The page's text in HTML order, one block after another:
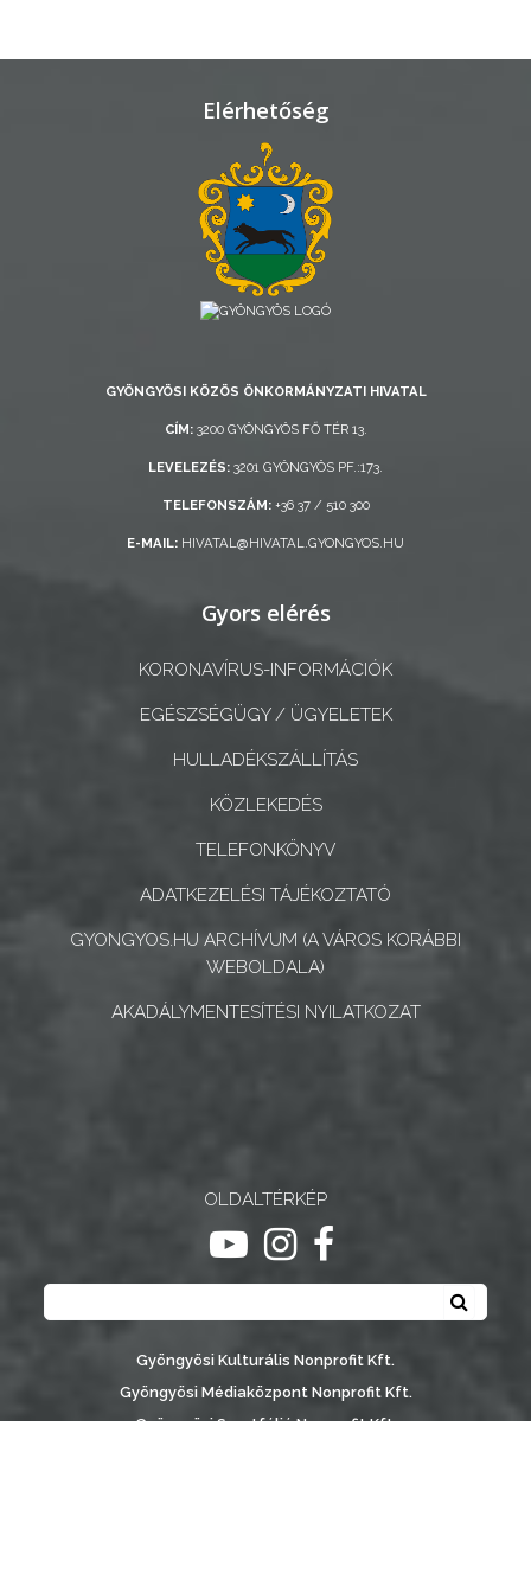
ÖNKORMÁNYZAT
VÁROSRENDÉSZET
TÁJÉKOZTATÓK
ÁTLÁTHATÓSÁG
NYOMTATVÁNYOK
GYÖNGYÖS
Elérhetőség
GYÖNGYÖSI KÖZÖS ÖNKORMÁNYZATI HIVATAL
CÍM:3200 GYÖNGYÖS FŐ TÉR 13.
LEVELEZÉS: 3201 GYÖNGYÖS PF.:173.
TELEFONSZÁM:+36 37 / 510 300
E-MAIL: HIVATAL@HIVATAL.GYONGYOS.HU
Gyors elérés
KORONAVÍRUS-INFORMÁCIÓK
EGÉSZSÉGÜGY / ÜGYELETEK
HULLADÉKSZÁLLÍTÁS
KÖZLEKEDÉS
TELEFONKÖNYV
ADATKEZELÉSI TÁJÉKOZTATÓ
GYONGYOS.HU ARCHÍVUM (A VÁROS KORÁBBI
WEBOLDALA)
AKADÁLYMENTESÍTÉSI NYILATKOZAT
OLDALTÉRKÉP
ugrás youtube csatornára
ugrás instagram
ugrás facebook-
Keresés
Gyöngyösi Kulturális Nonprofit Kft.
Gyöngyösi Médiaközpont Nonprofit Kft.
Gyöngyösi Sportfólió Nonprofit Kft.